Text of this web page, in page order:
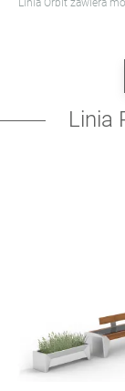
Linia